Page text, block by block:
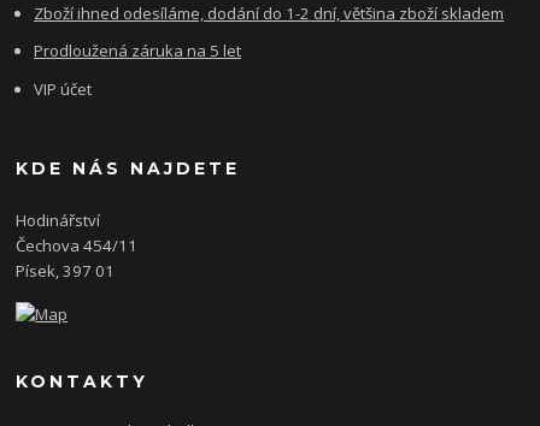
Zboží ihned odesíláme, dodání do 1-2 dní, většina zboží skladem
Prodloužená záruka na 5 let
VIP účet
KDE NÁS NAJDETE
Hodinářství
Čechova 454/11
Písek, 397 01
KONTAKTY